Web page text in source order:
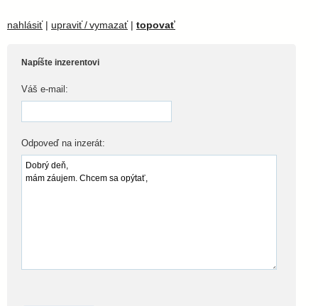
nahlásiť| upraviť / vymazať| topovať
Napíšte inzerentovi
Váš e-mail:
Odpoveď na inzerát: